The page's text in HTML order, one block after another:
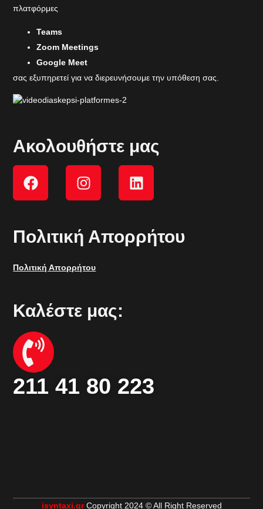
πλατφόρμες
Teams
Zoom Meetings
Google Meet
σας εξυπηρετεί για να διερευνήσουμε την υπόθεση σας.
Ακολουθήστε μας
Πολιτική Απορρήτου
Πολιτική Απορρήτου
Καλέστε μας:
211 41 80 223
isyntaxi.grCopyright 2024 © All Right Reserved